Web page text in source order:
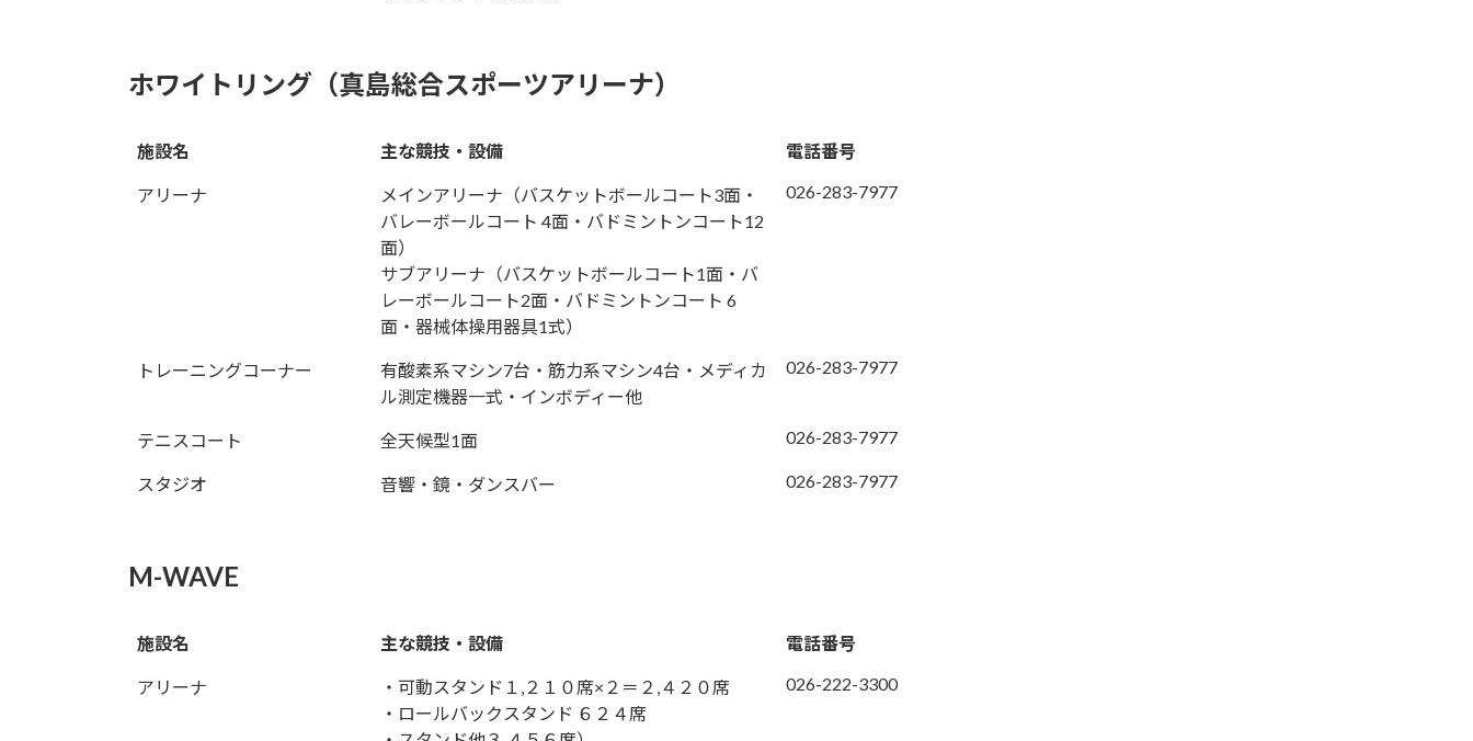
ホワイトリング（真島総合スポーツアリーナ）
施設名 主な競技・設備 電話番号
アリーナ
メインアリーナ（バスケットボールコート3面・
バレーボールコート 4面・バドミントンコート12
面）
サブアリーナ（バスケットボールコート1面・バ
レーボールコート2面・バドミントンコート 6
面・器械体操用器具1式）
026-283-7977
トレーニングコーナー
有酸素系マシン7台・筋力系マシン4台・メディカ
ル測定機器一式・インボディー他
026-283-7977
テニスコート 全天候型1面 026-283-7977
スタジオ 音響・鏡・ダンスバー 026-283-7977
M-WAVE
施設名 主な競技・設備 電話番号
アリーナ
・可動スタンド１,２１０席×２＝２,４２０席
・ロールバックスタンド ６２４席
026-222-3300